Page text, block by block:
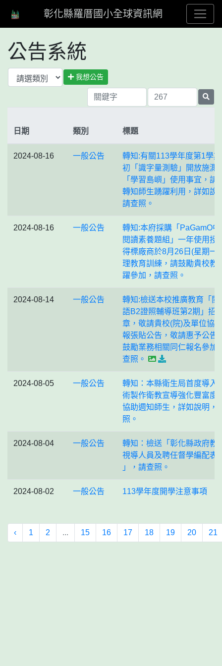
彰化縣羅厝國小全球資訊網
公告系統
我想公告
日期 類別 標題
2024-08-16 一般公告
轉知:有關113學年度第1學
初「識字量測驗」開放施測
「學習島嶼」使用事宜，請
轉知師生踴躍利用，詳如說
請查照。
2024-08-16 一般公告
轉知:本府採購「PaGamO中
閱讀素養題組」一年使用授
得標廠商於8月26日(星期一)
理教育訓練，請鼓勵貴校教
躍參加，請查照。
2024-08-14 一般公告
轉知:檢送本校推廣教育「閩
語B2證照輔導班第2期」招
章，敬請貴校(院)及單位協
報張貼公告，敬請惠予公告
鼓勵業務相關同仁報名參加
查照。
2024-08-05 一般公告
轉知：本縣衛生局首度導入
術製作衛教宣導強化豐富度
協助週知師生，詳如說明，
照。
2024-08-04 一般公告
轉知：檢送「彰化縣政府教
視導人員及聘任督學編配表
」，請查照。
2024-08-02 一般公告 113學年度開學注意事項
‹ 1 2 ... 15 16 17 18 19 20 21